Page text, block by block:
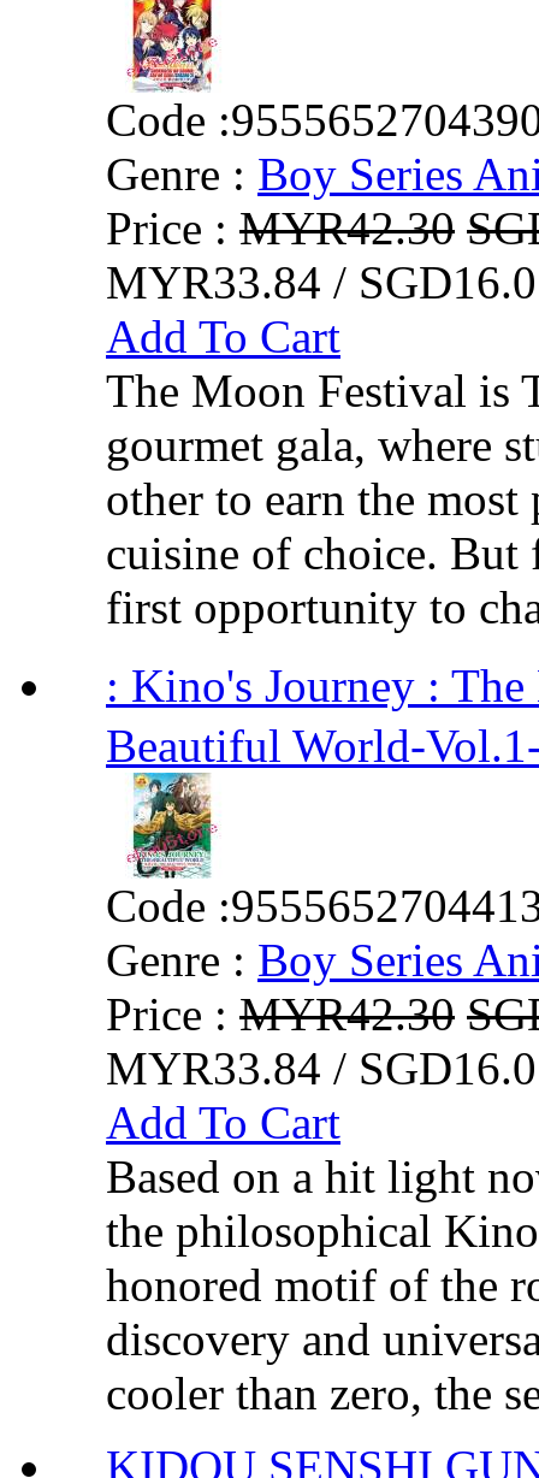
Code :
Genre : Boy Series
Price : MYR42.30
MYR33.84 /
Add To Cart
The Moon Festival is
gourmet gala, where
other to earn the
cuisine of choice. But
first opportunity to
: Kino's Journey :
Beautiful World-
Code :
Genre : Boy Series
Price : MYR42.30
MYR33.84 /
Add To Cart
Based on a hit light
the philosophical
honored motif of the
discovery and
cooler than zero, the
KIDOU SENSHI